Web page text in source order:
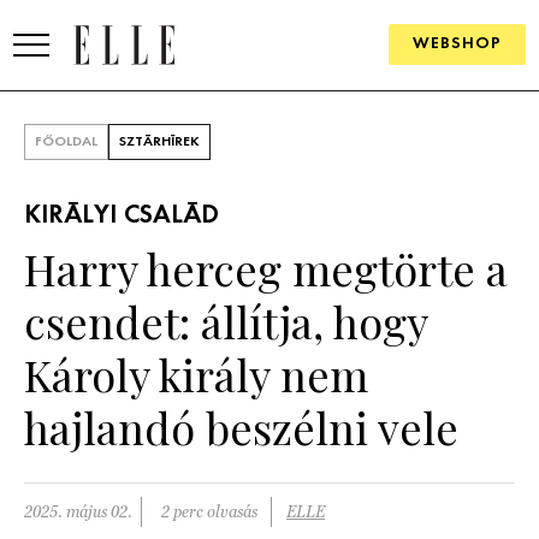
WEBSHOP
SZÉPSÉG
PSZICHÉ
PÁRKAPCSOLAT
FŐOLDAL SZTÁRHÍREK
KIRÁLYI CSALÁD
Harry herceg megtörte a
csendet: állítja, hogy
Károly király nem
hajlandó beszélni vele
2025. május 02. 2 perc olvasás ELLE